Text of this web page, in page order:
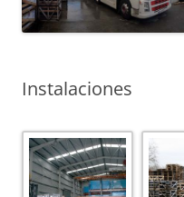
Instalaciones